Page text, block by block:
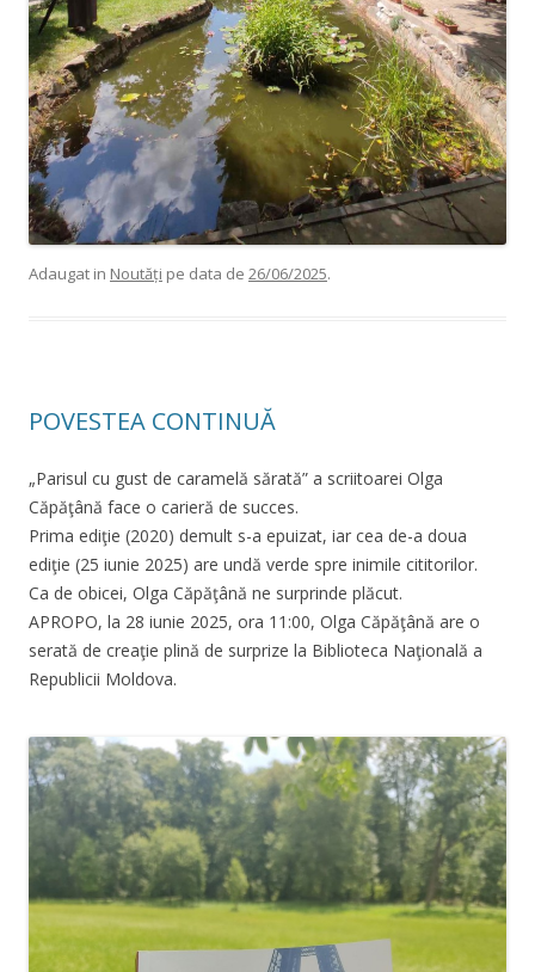
Adaugat in Noutăți pe data de 26/06/2025.
POVESTEA CONTINUĂ
„Parisul cu gust de caramelă sărată” a scriitoarei Olga
Căpăţână face o carieră de succes.
Prima ediţie (2020) demult s-a epuizat, iar cea de-a doua
ediţie (25 iunie 2025) are undă verde spre inimile cititorilor.
Ca de obicei, Olga Căpăţână ne surprinde plăcut.
APROPO, la 28 iunie 2025, ora 11:00, Olga Căpăţână are o
serată de creaţie plină de surprize la Biblioteca Naţională a
Republicii Moldova.